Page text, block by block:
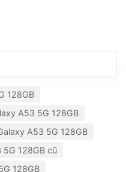
128GB
A53 5G 128GB
A53 5G 128GB
128GB cũ
128GB